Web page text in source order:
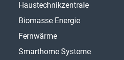
Haustechnikzentrale
Biomasse Energie
Fernwärme
Smarthome Systeme